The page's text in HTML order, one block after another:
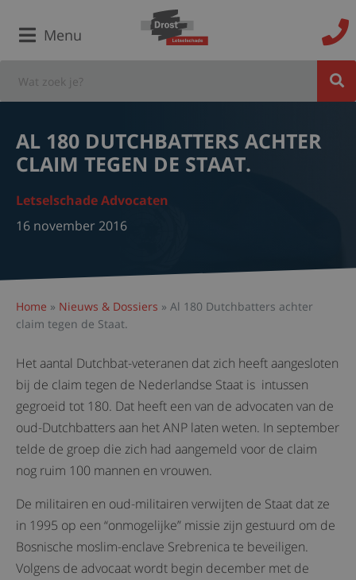
Menu
AL 180 DUTCHBATTERS ACHTER
CLAIM TEGEN DE STAAT.
Letselschade Advocaten
16 november 2016
Home » Nieuws & Dossiers » Al 180 Dutchbatters achter
claim tegen de Staat.
Het aantal Dutchbat-veteranen dat zich heeft aangesloten
bij de claim tegen de Nederlandse Staat is intussen
gegroeid tot 180. Dat heeft een van de advocaten van de
oud-Dutchbatters aan het ANP laten weten. In september
telde de groep die zich had aangemeld voor de claim
nog ruim 100 mannen en vrouwen.
De militairen en oud-militairen verwijten de Staat dat ze
in 1995 op een “onmogelijke” missie zijn gestuurd om de
Bosnische moslim-enclave Srebrenica te beveiligen.
Volgens de advocaat wordt begin december met de